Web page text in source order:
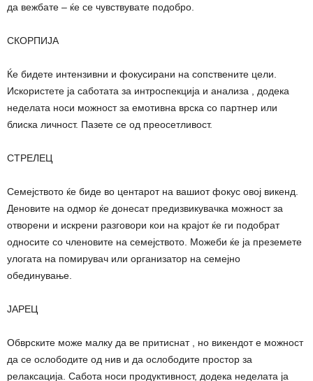
да вежбате – ќе се чувствувате подобро.
СКОРПИЈА
Ќе бидете интензивни и фокусирани на сопствените цели.
Искористете ја саботата за интроспекција и анализа , додека
неделата носи можност за емотивна врска со партнер или
блиска личност. Пазете се од преосетливост.
СТРЕЛЕЦ
Семејството ќе биде во центарот на вашиот фокус овој викенд.
Деновите на одмор ќе донесат предизвикувачка можност за
отворени и искрени разговори кои на крајот ќе ги подобрат
односите со членовите на семејството. Можеби ќе ја преземете
улогата на помирувач или организатор на семејно
обединување.
ЈАРЕЦ
Обврските може малку да ве притиснат , но викендот е можност
да се ослободите од нив и да ослободите простор за
релаксација. Сабота носи продуктивност, додека неделата ја